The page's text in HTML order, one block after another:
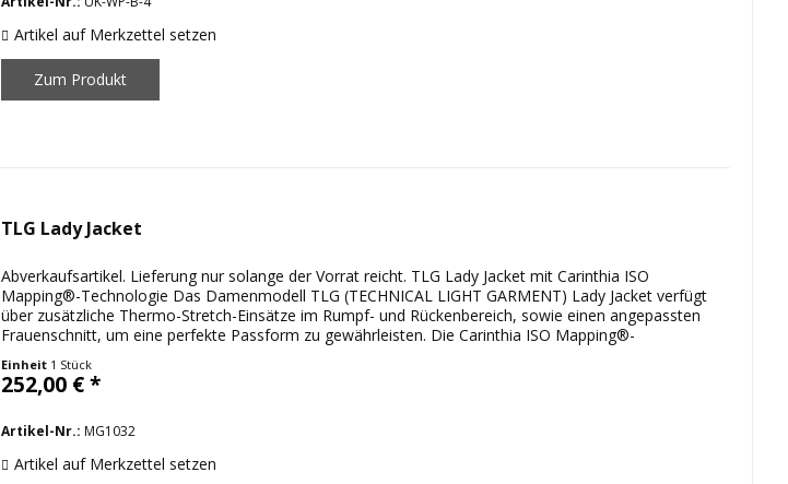
Artikel auf Merkzettel setzen
Zum Produkt
TLG Lady Jacket
Abverkaufsartikel. Lieferung nur solange der Vorrat reicht. TLG Lady Jacket mit Carinthia ISO
Mapping®-Technologie Das Damenmodell TLG (TECHNICAL LIGHT GARMENT) Lady Jacket verfügt
über zusätzliche Thermo-Stretch-Einsätze im Rumpf- und Rückenbereich, sowie einen angepassten
Frauenschnitt, um eine perfekte Passform zu gewährleisten. Die Carinthia ISO Mapping®-
Einheit 1 Stück
252,00 € *
Artikel-Nr.: MG1032
Artikel auf Merkzettel setzen